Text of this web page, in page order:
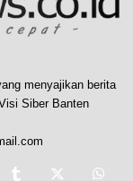
menyajikan berita
Siber Banten